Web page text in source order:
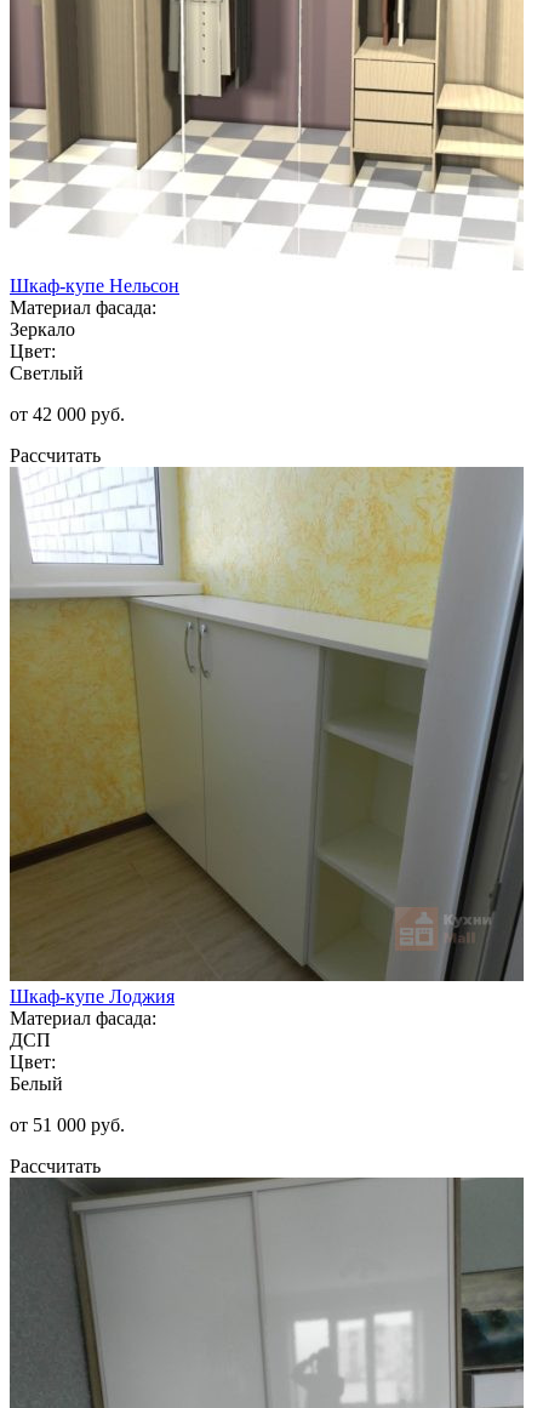
Шкаф-купе Нельсон
Материал фасада:
Зеркало
Цвет:
Светлый
от 42 000 руб.
Рассчитать
Шкаф-купе Лоджия
Материал фасада:
ДСП
Цвет:
Белый
от 51 000 руб.
Рассчитать